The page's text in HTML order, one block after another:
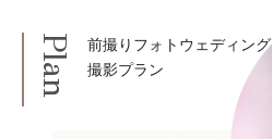
Plan
前撮りフォトウェディング
撮影プラン